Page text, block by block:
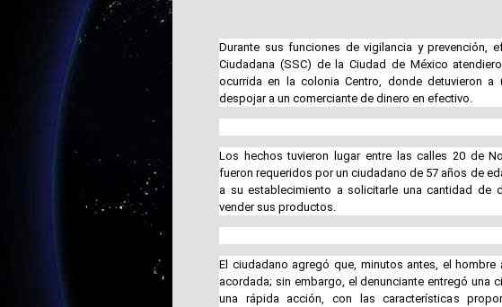
Durante sus funciones de vigilancia y prevención,
Ciudadana (SSC) de la Ciudad de México
ocurrida en la colonia Centro, donde detuvieron
despojar a un comerciante de dinero en efectivo.
Los hechos tuvieron lugar entre las calles 20 de
fueron requeridos por un ciudadano de 57 años de
a su establecimiento a solicitarle una cantidad de
vender sus productos.
El ciudadano agregó que, minutos antes, el
acordada; sin embargo, el denunciante entregó una
una rápida acción, con las características